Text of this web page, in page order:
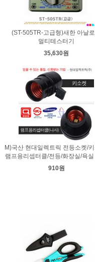
(ST-505TR-고급형)새한 아날
멀티테스터기
35,630원
M)국산 현대일렉트릭 전등소켓/
램프용리셉터클/전등/화장실/욕실
910원